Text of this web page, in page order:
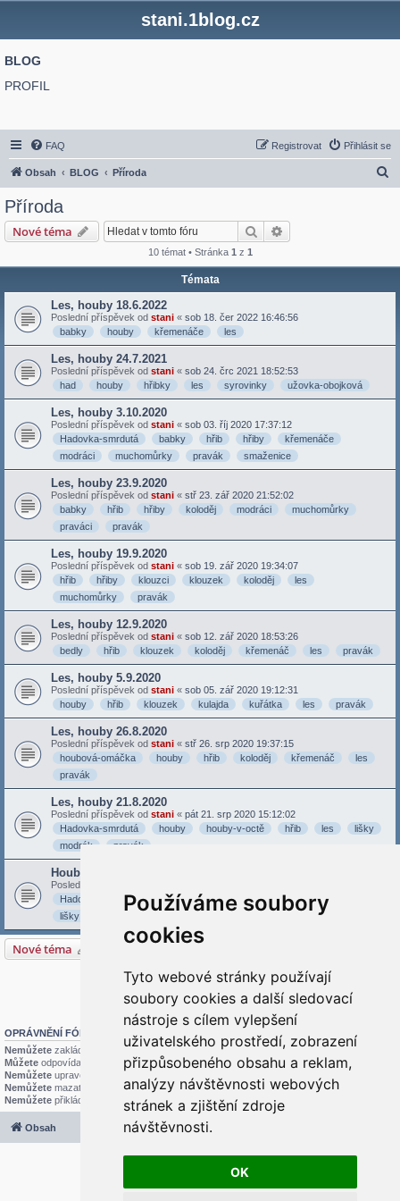
Používáme soubory
cookies
Tyto webové stránky používají
soubory cookies a další sledovací
nástroje s cílem vylepšení
uživatelského prostředí, zobrazení
přizpůsobeného obsahu a reklam,
analýzy návštěvnosti webových
stránek a zjištění zdroje
návštěvnosti.
OK
stani.1blog.cz
BLOG
PROFIL
FAQ Přihlásit se
Registrovat
Obsah BLOG Příroda
Příroda
Nové téma Hledat
10 témat • Stránka 1 z 1
Témata
Les, houby 18.6.2022
Poslední příspěvek od stani « sob 18. čer 2022 16:46:56
babky
houby křemenáče les
Les, houby 24.7.2021
Poslední příspěvek od stani « sob 24. črc 2021 18:52:53
had
houby hřibky les syrovinky užovka-obojková
Les, houby 3.10.2020
Poslední příspěvek od stani « sob 03. říj 2020 17:37:12
Hadovka-smrdutá
babky hřib hřiby
křemenáče
modráci
muchomůrky pravák smaženice
Les, houby 23.9.2020
Poslední příspěvek od stani « stř 23. zář 2020 21:52:02
babky
hřib hřiby koloděj modráci
muchomůrky
praváci
pravák
Les, houby 19.9.2020
Poslední příspěvek od stani « sob 19. zář 2020 19:34:07
hřib
hřiby klouzci klouzek koloděj
les
muchomůrky
pravák
Les, houby 12.9.2020
Poslední příspěvek od stani « sob 12. zář 2020 18:53:26
bedly
hřib klouzek koloděj křemenáč les pravák
Les, houby 5.9.2020
Poslední příspěvek od stani « sob 05. zář 2020 19:12:31
houby
hřib klouzek kulajda kuřátka les pravák
Les, houby 26.8.2020
Poslední příspěvek od stani « stř 26. srp 2020 19:37:15
houbová-omáčka
houby hřib koloděj křemenáč
les
pravák
Les, houby 21.8.2020
Poslední příspěvek od stani « pát 21. srp 2020 15:12:02
Hadovka-smrdutá
houby houby-v-octě hřib les
lišky
modrák
pravák
Houby 19.8.2020
Poslední příspěvek od
Hadovka-smrdutá
Kotrč houby hřib křemenáč
lišky
Nové téma
Přejít na
OPRÁVNĚNÍ FÓRA
Nemůžete zakládat nová témata v tomto fóru
Můžete odpovídat v tomto fóru
Nemůžete upravovat své příspěvky v tomto fóru
Nemůžete mazat své příspěvky v tomto fóru
Nemůžete přikládat soubory v tomto fóru
Obsah
2020 © ASTRA - CZ s.r.o.
® Forum Software © phpBB Limited